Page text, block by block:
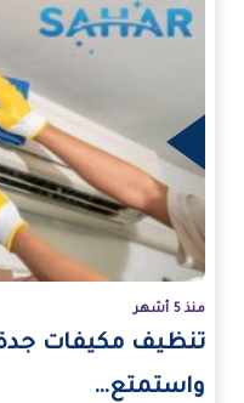
منذ 5 أشهر
واستمتع…